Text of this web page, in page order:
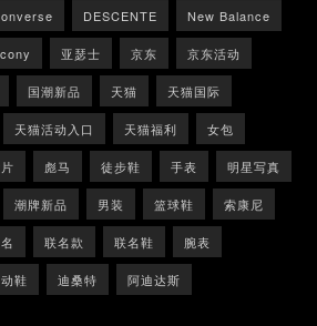
DESCENTE New Balance
亚瑟士 京东 京东活动
国潮新品 天猫 天猫国际
天猫活动入口 天猫福利 女包
彪马 徒步鞋 手表 明星写真
潮牌新品 男装 篮球鞋 索康尼
联名款 联名鞋 腕表
鞋 迪桑特 阿迪达斯